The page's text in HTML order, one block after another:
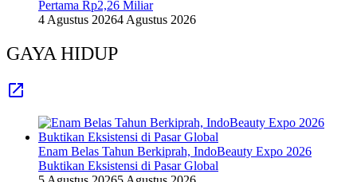
Pertama Rp2,26 Miliar
4 Agustus 20264 Agustus 2026
GAYA HIDUP
Enam Belas Tahun Berkiprah, IndoBeauty Expo 2026
Buktikan Eksistensi di Pasar Global